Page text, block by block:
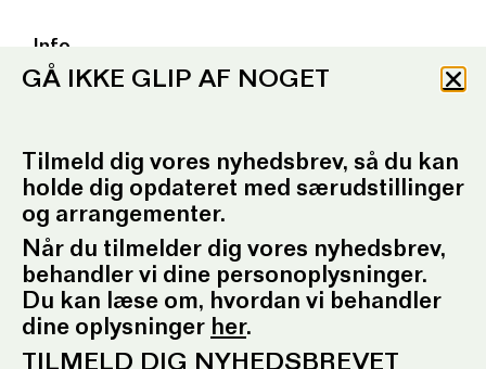
Info
Handelsbetingelser
Sociale medier
Facebook
Instagram
Tilmeld nyhedsbrev
GÅ IKKE GLIP AF NOGET
Tilmeld dig vores nyhedsbrev, så du kan
holde dig opdateret med særudstillinger
og arrangementer.
Når du tilmelder dig vores nyhedsbrev,
behandler vi dine personoplysninger.
Du kan læse om, hvordan vi behandler
dine oplysninger her.